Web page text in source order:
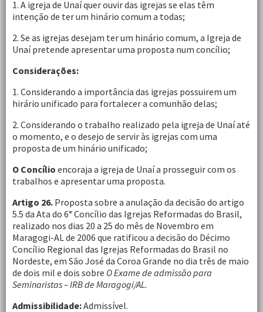
1. A igreja de Unaí quer ouvir das igrejas se elas têm
intenção de ter um hinário comum a todas;
2. Se as igrejas desejam ter um hinário comum, a Igreja de
Unaí pretende apresentar uma proposta num concílio;
Considerações:
1. Considerando a importância das igrejas possuirem um
hirário unificado para fortalecer a comunhão delas;
2. Considerando o trabalho realizado pela igreja de Unaí até
o momento, e o desejo de servir às igrejas com uma
proposta de um hinário unificado;
O Concílio encoraja a igreja de Unaí a prosseguir com os
trabalhos e apresentar uma proposta.
Artigo 26. Proposta sobre a anulação da decisão do artigo
5.5 da Ata do 6° Concílio das Igrejas Reformadas do Brasil,
realizado nos dias 20 a 25 do mês de Novembro em
Maragogi-AL de 2006 que ratificou a decisão do Décimo
Concílio Regional das Igrejas Reformadas do Brasil no
Nordeste, em São José da Coroa Grande no dia três de maio
de dois mil e dois sobre O Exame de admissão para
Seminaristas – IRB de Maragogi/AL.
Admissibilidade:Admissível.